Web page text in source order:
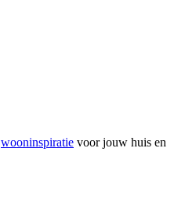
wooninspiratie voor jouw huis en